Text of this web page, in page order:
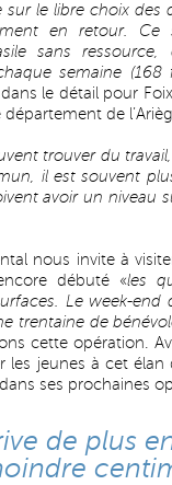
le libre choix des
en retour.
sans
semaine (168
le détail pour
de
trouver du
il est souvent
avoir un niveau
nous invite à
débuté «les
Le week-
trentaine de
cette opération.
jeunes à cet élan
ses prochaines
de plus